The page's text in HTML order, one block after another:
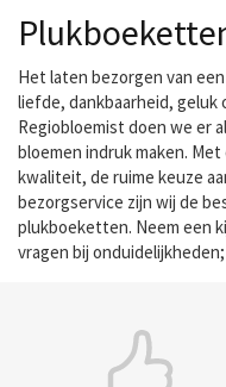
Het laten bezorgen van
liefde, dankbaarheid,
Regiobloemist doen we er
bloemen indruk maken.
kwaliteit, de ruime keuze
bezorgservice zijn wij de
plukboeketten. Neem een
vragen bij